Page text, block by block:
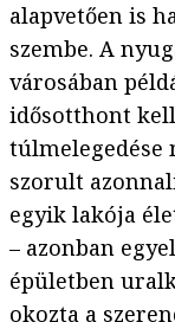
alapvetően is
szembe. A
városában
idősotthont
túlmelegedése
szorult
egyik lakója
– azonban
épületben
okozta a